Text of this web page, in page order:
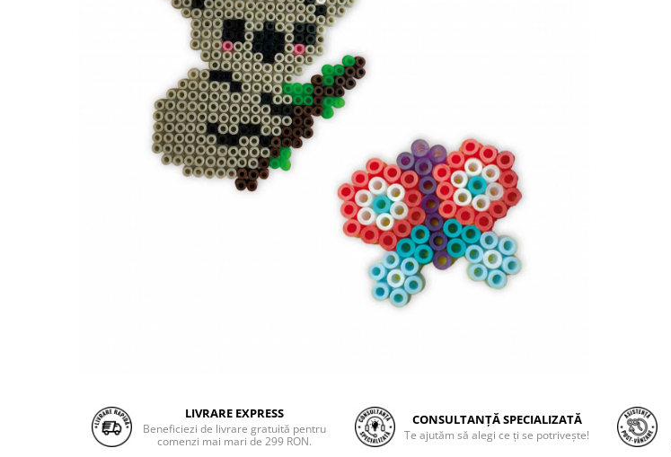
LIVRARE EXPRESS
Beneficiezi de livrare gratuită pentru
comenzi mai mari de 299 RON.
CONSULTANȚĂ SPECIALIZATĂ
Te ajutăm să alegi ce ți se potrivește!